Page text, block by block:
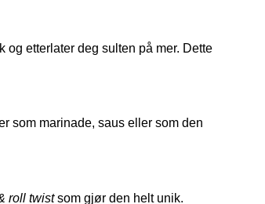
etterlater deg sulten på mer. Dette
som marinade, saus eller som den
roll twistsom gjør den helt unik.